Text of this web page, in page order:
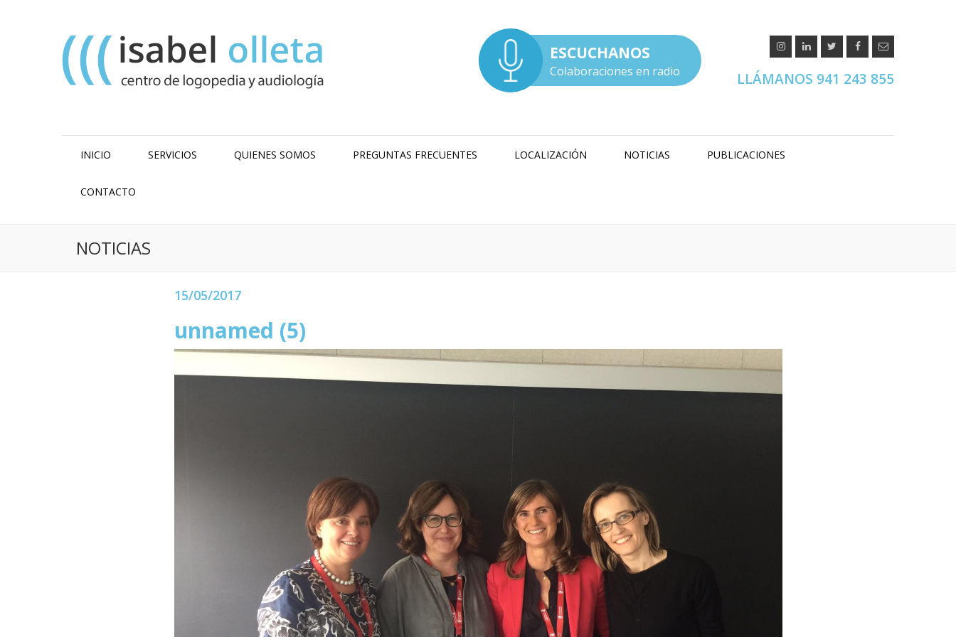
LLÁMANOS 941 243 855
ESCUCHANOS
Colaboraciones en radio
INICIO SERVICIOS QUIENES SOMOS PREGUNTAS FRECUENTES LOCALIZACIÓN NOTICIAS PUBLICACIONES
CONTACTO
NOTICIAS
15/05/2017
unnamed (5)